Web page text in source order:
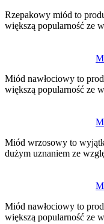
Rzepakowy miód to
większą popularność ze
Miód nawłociowy to
większą popularność ze
Miód wrzosowy to
dużym uznaniem ze
Miód nawłociowy to
większą popularność ze